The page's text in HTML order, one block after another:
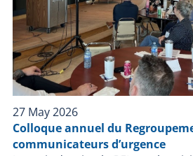
à aider à retrouver des
289.1.1 permet à la
confiance du public envers les
gravement compromise, de
si elle est convaincue que
pas contribué au décès ou à la
27 May 2026
Colloque annuel du
communicateurs d’urgence